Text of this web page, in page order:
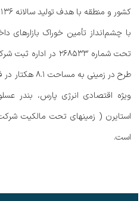
تحت شماره ۲۶۸۵۳۳ در
طرح در زمینی
ویژه اقتصادی انرژی پارس، بندر
استایرن ( زمینهای تحت مالکیت
است.